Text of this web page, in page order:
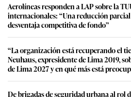
Aerolíneas responden a LAP sobre la
internacionales: “Una reducción
desventaja competitiva de fondo”
“La organización está recuperando el
Neuhaus, expresidente de Lima 2019,
de Lima 2027 y en qué más está
De brigadas de seguridad urbana al rol